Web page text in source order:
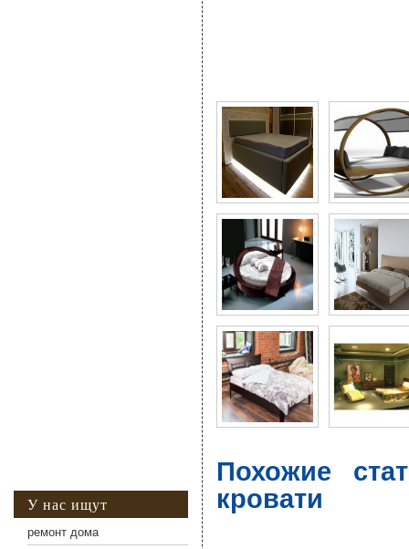
Похожие
кровати
У нас ищут
ремонт дома